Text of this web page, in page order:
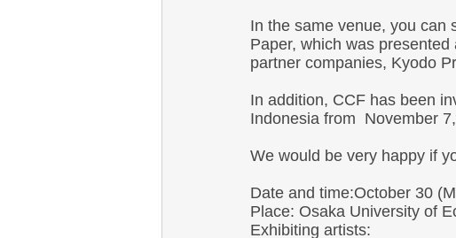
In the same venue, you can
Paper, which was
partner companies, Kyodo
In addition, CCF has been
Indonesia from  November
We would be very happy if
Date and time:October 30
Place: Osaka University of
Exhibiting artists: